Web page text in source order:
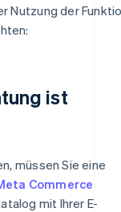
Nutzung der
ist
müssen Sie eine
Commerce
mit Ihrer E-